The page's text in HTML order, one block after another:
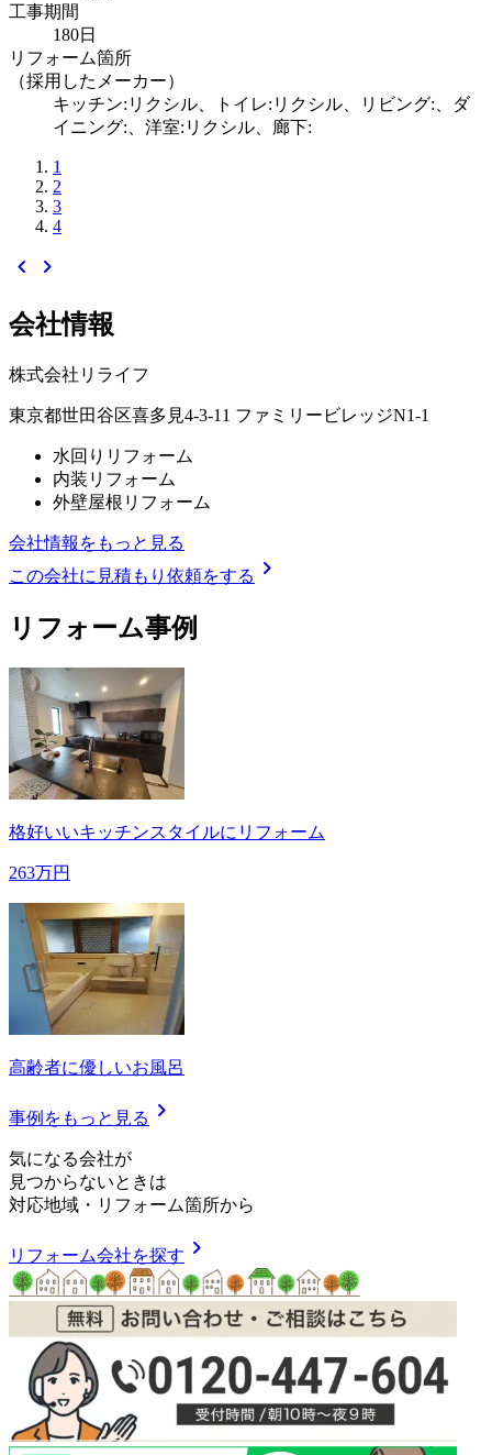
工事期間
180日
リフォーム箇所
（採用したメーカー）
キッチン:リクシル、トイレ:リクシル、リビング:、ダ
イニング:、洋室:リクシル、廊下:
1
2
3
4
chevron_left chevron_right
会社情報
株式会社リライフ
東京都世田谷区喜多見4-3-11 ファミリービレッジN1-1
水回りリフォーム
内装リフォーム
外壁屋根リフォーム
会社情報をもっと見る
この会社に見積もり依頼をする chevron_right
リフォーム事例
格好いいキッチンスタイルにリフォーム
263万円
高齢者に優しいお風呂
事例をもっと見る chevron_right
気になる会社が
見つからないときは
対応地域 ・ リフォーム箇所から
リフォーム会社を探す chevron_right